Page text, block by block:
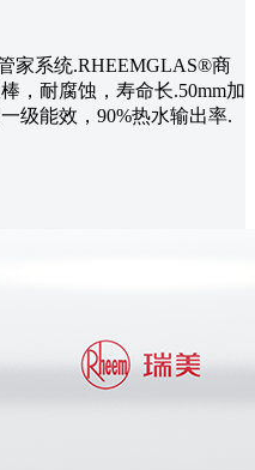
家系统.RHEEMGLAS®商
，耐腐蚀，寿命长.50mm加
级能效，90%热水输出率.